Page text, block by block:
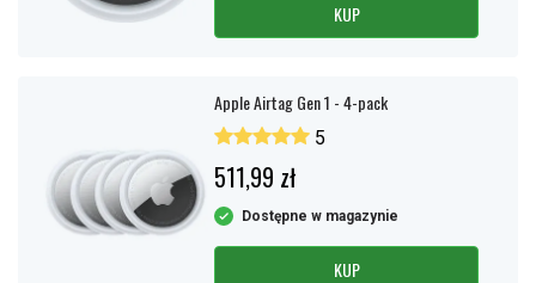
KUP
Apple Airtag Gen 1 - 4-pack
5
511,99 zł
Dostępne w magazynie
KUP